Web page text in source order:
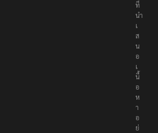
ที่
นำ
เ
ส
น
อ
เ
นื้
อ
ห
า
อ
ย่